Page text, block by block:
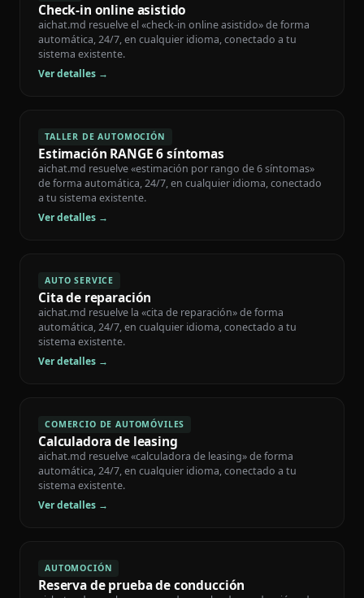
Check-in online asistido
aichat.md resuelve el «check-in online asistido» de forma
automática, 24/7, en cualquier idioma, conectado a tu
sistema existente.
Ver detalles →
TALLER DE AUTOMOCIÓN
Estimación RANGE 6 síntomas
aichat.md resuelve «estimación por rango de 6 síntomas»
de forma automática, 24/7, en cualquier idioma, conectado
a tu sistema existente.
Ver detalles →
AUTO SERVICE
Cita de reparación
aichat.md resuelve la «cita de reparación» de forma
automática, 24/7, en cualquier idioma, conectado a tu
sistema existente.
Ver detalles →
COMERCIO DE AUTOMÓVILES
Calculadora de leasing
aichat.md resuelve «calculadora de leasing» de forma
automática, 24/7, en cualquier idioma, conectado a tu
sistema existente.
Ver detalles →
AUTOMOCIÓN
Reserva de prueba de conducción